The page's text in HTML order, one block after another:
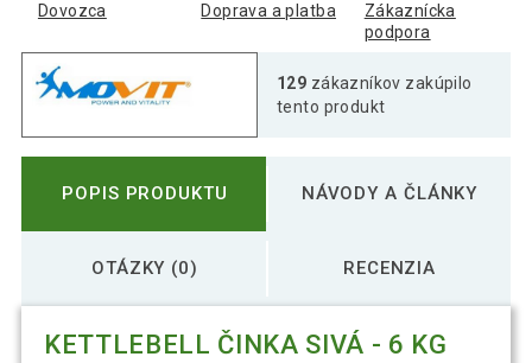
Dovozca Doprava a platba
Zákaznícka
podpora
129 zákazníkov zakúpilo
tento produkt
POPIS PRODUKTU NÁVODY A ČLÁNKY
OTÁZKY (0) RECENZIA
KETTLEBELL ČINKA SIVÁ - 6 KG